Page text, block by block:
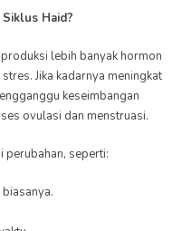
Risiko Impotensi